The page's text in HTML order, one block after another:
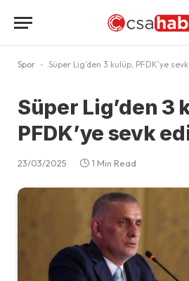
Spor - Süper Lig’den 3 kulüp, PFDK’ye
Süper Lig’den 3
PFDK’ye sevk
23/03/2025 1 Min Read